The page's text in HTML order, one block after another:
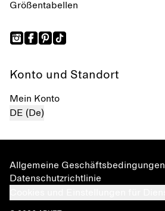
Größentabellen
Konto und Standort
Mein Konto
DE (De)
Allgemeine Geschäftsbedingungen
Datenschutzrichtlinie